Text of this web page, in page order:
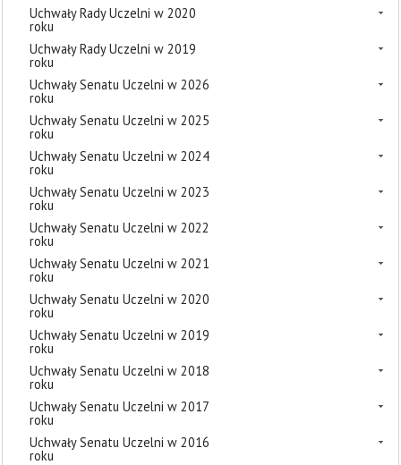
Uchwały Rady Uczelni w 2020
roku
Uchwały Rady Uczelni w 2019
roku
Uchwały Senatu Uczelni w 2026
roku
Uchwały Senatu Uczelni w 2025
roku
Uchwały Senatu Uczelni w 2024
roku
Uchwały Senatu Uczelni w 2023
roku
Uchwały Senatu Uczelni w 2022
roku
Uchwały Senatu Uczelni w 2021
roku
Uchwały Senatu Uczelni w 2020
roku
Uchwały Senatu Uczelni w 2019
roku
Uchwały Senatu Uczelni w 2018
roku
Uchwały Senatu Uczelni w 2017
roku
Uchwały Senatu Uczelni w 2016
roku